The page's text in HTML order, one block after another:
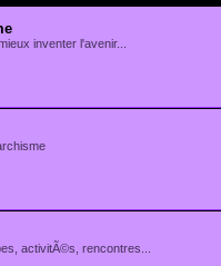
inventer l'avenir...
activitÃ©s, rencontres...